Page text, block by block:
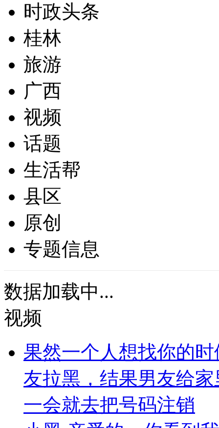
时政头条
桂林
旅游
广西
视频
话题
生活帮
县区
原创
专题信息
数据加载中...
视频
果然一个人想找你的
友拉黑，结果男友给
一会就去把号码注销